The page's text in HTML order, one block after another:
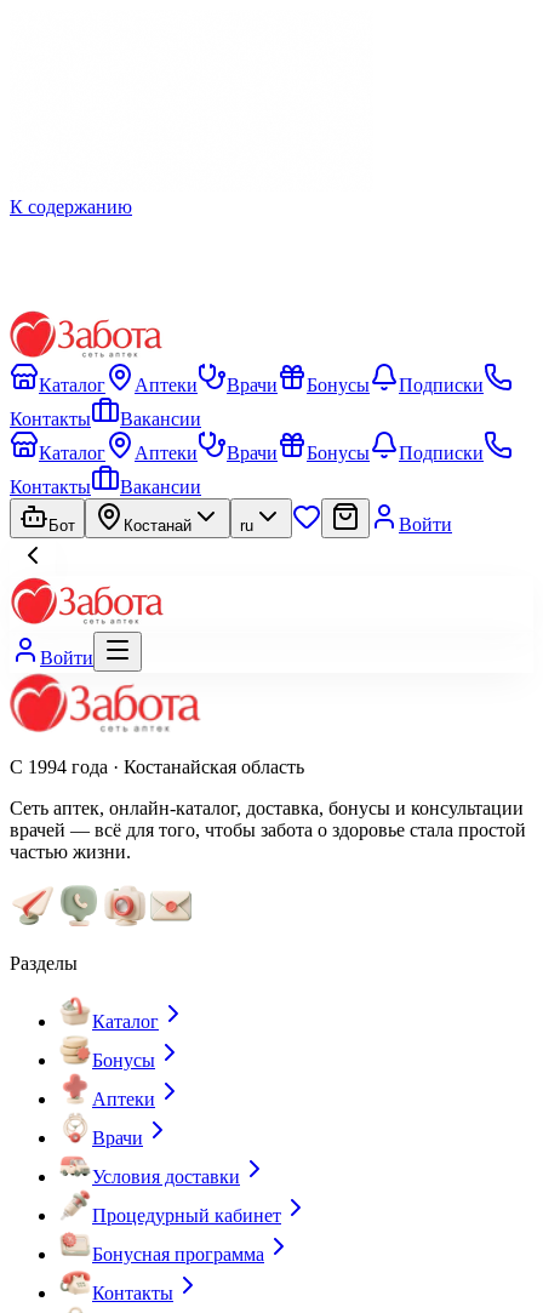
К содержанию
Каталог Аптеки Врачи Бонусы
Подписки
Контакты
Вакансии
Каталог
Аптеки Врачи Бонусы
Подписки
Контакты
Вакансии
Бот Костанай ru Войти
Войти
С 1994 года · Костанайская область
Сеть аптек, онлайн-каталог, доставка, бонусы и консультации
врачей — всё для того, чтобы забота о здоровье стала простой
частью жизни.
Разделы
Каталог
Бонусы
Аптеки
Врачи
Условия доставки
Процедурный кабинет
Бонусная программа
Контакты